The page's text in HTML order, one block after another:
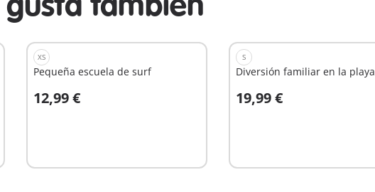
XS
Pequeña escuela de surf
12,99 €
A la cesta
S
Diversión familiar en la playa
19,99 €
A la cesta